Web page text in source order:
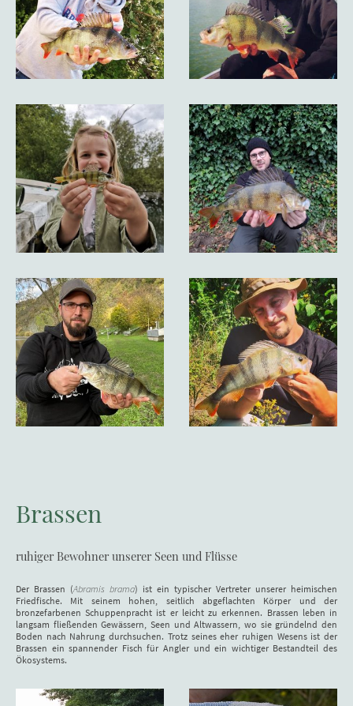
Brassen
ruhiger Bewohner unserer Seen und Flüsse
Der Brassen (Abramis brama) ist ein typischer Vertreter unserer heimischen
Friedfische. Mit seinem hohen, seitlich abgeflachten Körper und der
bronzefarbenen Schuppenpracht ist er leicht zu erkennen. Brassen leben in
langsam fließenden Gewässern, Seen und Altwassern, wo sie gründelnd den
Boden nach Nahrung durchsuchen. Trotz seines eher ruhigen Wesens ist der
Brassen ein spannender Fisch für Angler und ein wichtiger Bestandteil des
Ökosystems.